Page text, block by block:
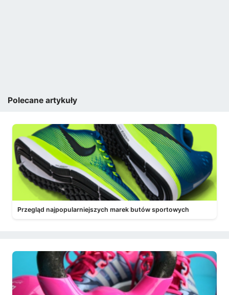
Polecane artykuły
Przegląd najpopularniejszych marek butów sportowych